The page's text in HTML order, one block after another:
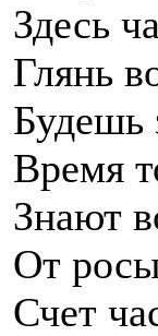
Здесь
Глянь
Будешь
Время
Знают
От
Счет